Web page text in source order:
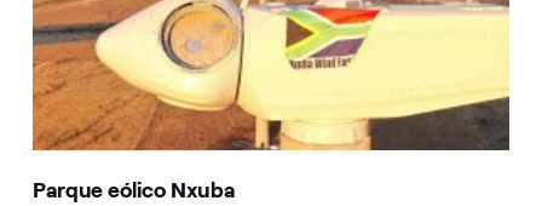
Parque eólico Nxuba